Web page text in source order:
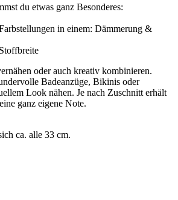
du etwas ganz Besonderes:
in einem: Dämmerung &
oder auch kreativ kombinieren.
Badeanzüge, Bikinis oder
Look nähen. Je nach Zuschnitt erhält
ganz eigene Note.
ca. alle 33 cm.